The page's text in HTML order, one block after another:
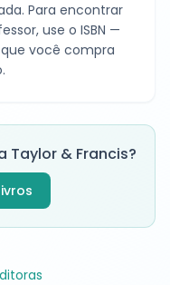
Para encontrar
use o ISBN —
você compra
Taylor & Francis?